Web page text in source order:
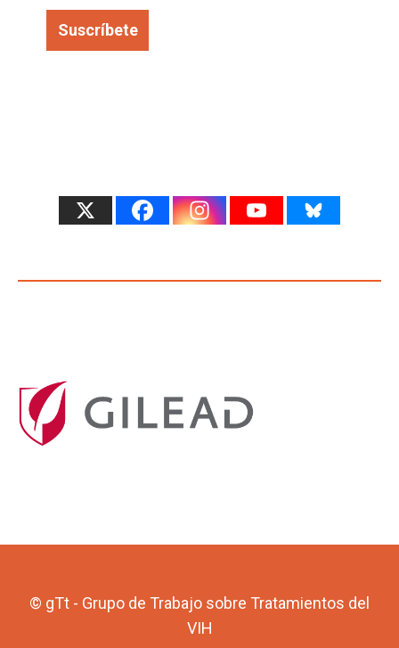
© gTt - Grupo de Trabajo sobre Tratamientos del
VIH